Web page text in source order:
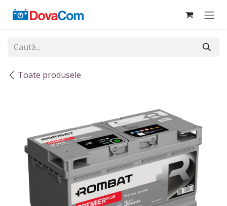
Toate produsele